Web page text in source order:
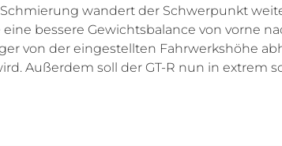
wandert der Schwerpunkt
bessere Gewichtsbalance von vorne
von der eingestellten Fahrwerkshöhe
Außerdem soll der GT-R nun in extrem